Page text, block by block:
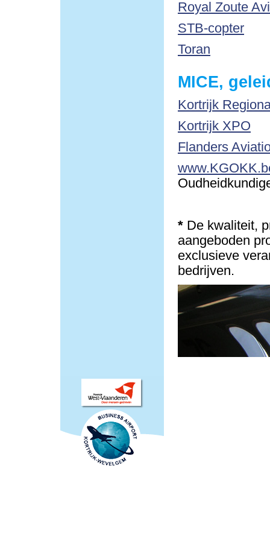
Royal Zoute
STB-copter
Toran
MICE,
Kortrijk
Kortrijk XPO
Flanders
* De kwaliteit,
aangeboden
exclusieve
bedrijven.